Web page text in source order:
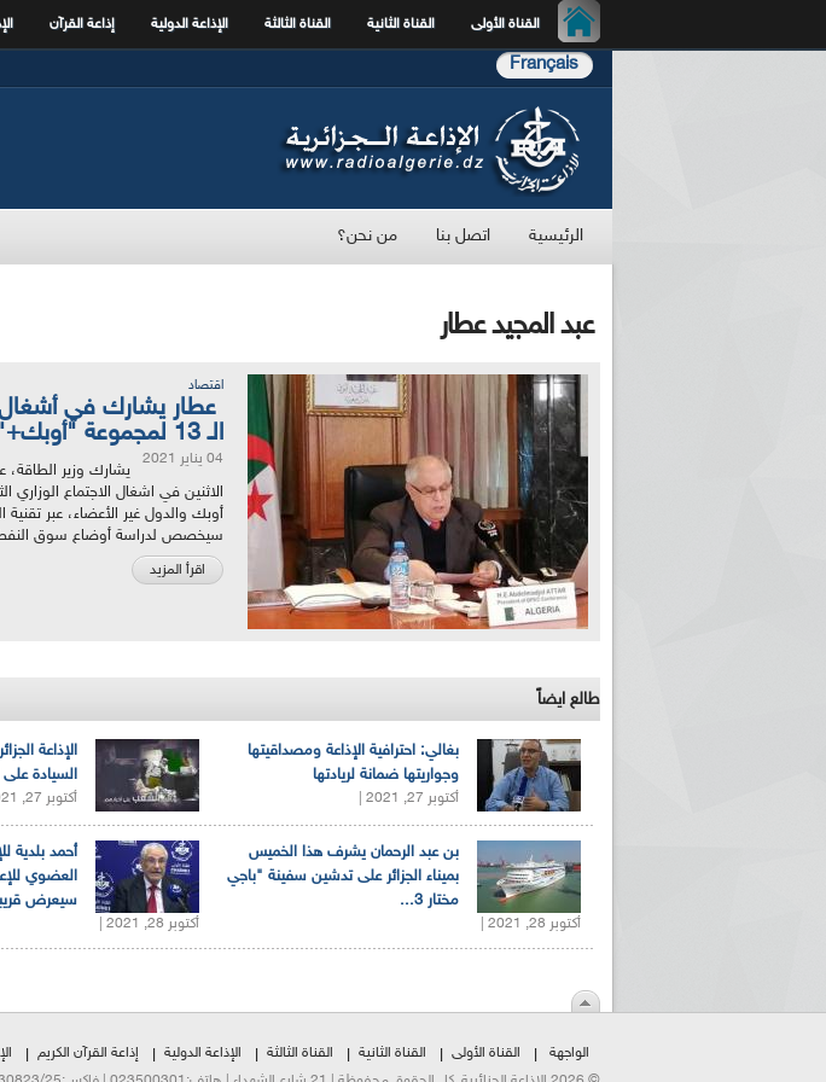
القناة الأولى القناة الثانية القناة الثالثة الإذاعة الدولية إذاعة القرآن
Français
الرئيسية اتصل بنا من نحن؟
عبد المجيد عطار
اقتصاد
عطار يشارك في أشغال
الـ 13 لمجموعة "أوبك+" هذا الاثنين
04 يناير 2021
يشارك وزير الطاقة،
الاثنين في اشغال الاجتماع
أوبك والدول غير الأعضاء، عبر
سيخصص لدراسة أوضاع سوق النفط
اقرأ المزيد
طالع ايضاً
السيادة على
أكتوبر 27, 2021 |
بغالي: احترافية الإذاعة ومصداقيتها
وجواريتها ضمانة لريادتها
أكتوبر 27, 2021 |
أحمد بلدية
العضوي
سيعرض
أكتوبر 28, 2021 |
بن عبد الرحمان يشرف هذا الخميس
بميناء الجزائر على تدشين سفينة "باجي
مختار 3...
أكتوبر 28, 2021 |
الواجهة القناة الأولى القناة الثانية القناة الثالثة الإذاعة الدولية إذاعة القرآن الكريم